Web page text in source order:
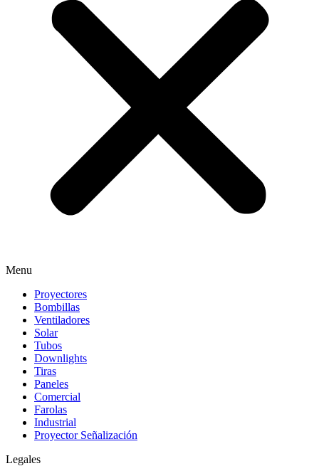
Menu
Proyectores
Bombillas
Ventiladores
Solar
Tubos
Downlights
Tiras
Paneles
Comercial
Farolas
Industrial
Proyector Señalización
Legales